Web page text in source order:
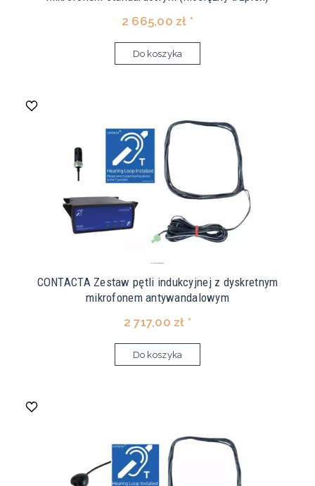
2 665,00 zł *
Do koszyka
CONTACTA Zestaw pętli indukcyjnej z dyskretnym
mikrofonem antywandalowym
2 717,00 zł *
Do koszyka